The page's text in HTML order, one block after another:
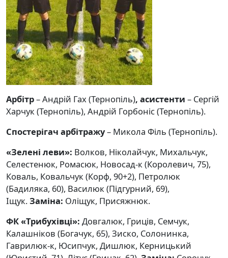
Арбітр– Андрій Гах (Тернопіль), асистенти – Сергій
Харчук (Тернопіль), Андрій Горбоніс (Тернопіль).
Спостерігач арбітражу– Микола Філь (Тернопіль).
«Зелені леви»: Волков, Ніколайчук, Михальчук,
Селестенюк, Ромасюк, Новосад-к (Королевич, 75),
Коваль, Ковальчук (Корф, 90+2), Петролюк
(Бадиляка, 60), Василюк (Підгурний, 69),
Іщук.Заміна: Оліщук, Присяжнюк.
ФК «Трибухівці»: Довгалюк, Гриців, Семчук,
Калашніков (Богачук, 65), Зиско, Солонинка,
Гаврилюк-к, Юсипчук, Дишлюк, Керницький